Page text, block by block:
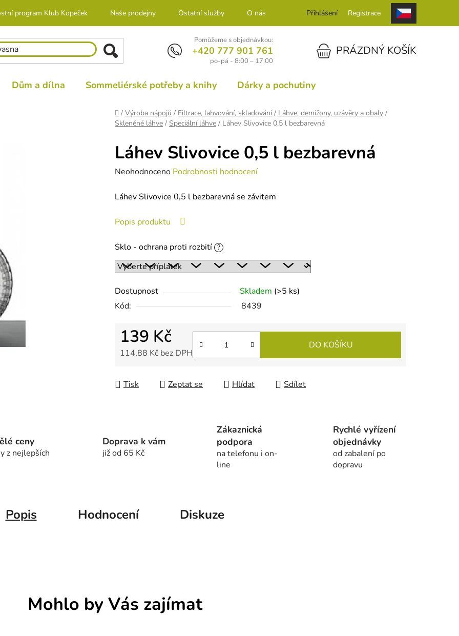
program Klub Kopeček Naše prodejny Ostatní služby O nás KontaktPřihlášení Registrace
Pomůžeme s objednávkou:
+420 777 901 761
po-pá - 8:00 – 17:00
NÁKUPNÍ KOŠÍKPRÁZDNÝ KOŠÍK
Dům a dílna Sommeliérské potřeby a knihy Dárky a pochutiny
Domů
/ Výroba nápojů / Filtrace, lahvování, skladování / Láhve, demižony, uzávěry a obaly /
Skleněné láhve / Speciální láhve / Láhev Slivovice 0,5 l bezbarevná
Láhev Slivovice 0,5 l bezbarevná
Průměrné
produktu
0,0
hvězdiček.
Neohodnoceno Podrobnosti hodnocení
Láhev Slivovice 0,5 l bezbarevná se závitem
Popis produktu
Sklo - ochrana proti rozbití ?
Dostupnost Skladem (>5 ks)
Kód:
8439
139 Kč
114,88 Kč bez DPH
DO KOŠÍKU
Tisk Zeptat se Hlídat Sdílet
ceny
z nejlepších
Doprava k vám
již od 65 Kč
Zákaznická
podpora
na telefonu i on-
line
Rychlé vyřízení
objednávky
od zabalení po
dopravu
Popis Hodnocení Diskuze
Mohlo by Vás zajímat